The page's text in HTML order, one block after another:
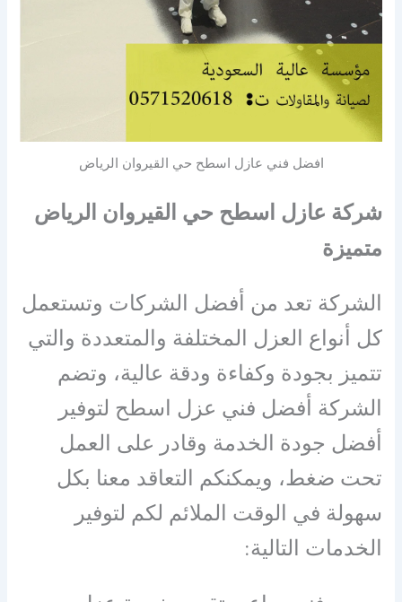
افضل فني عازل اسطح حي القيروان الرياض
شركة عازل اسطح حي القيروان الرياض
متميزة
الشركة تعد من أفضل الشركات وتستعمل
كل أنواع العزل المختلفة والمتعددة والتي
تتميز بجودة وكفاءة ودقة عالية، وتضم
الشركة أفضل فني عزل اسطح لتوفير
أفضل جودة الخدمة وقادر على العمل
تحت ضغط، ويمكنكم التعاقد معنا بكل
سهولة في الوقت الملائم لكم لتوفير
الخدمات التالية: